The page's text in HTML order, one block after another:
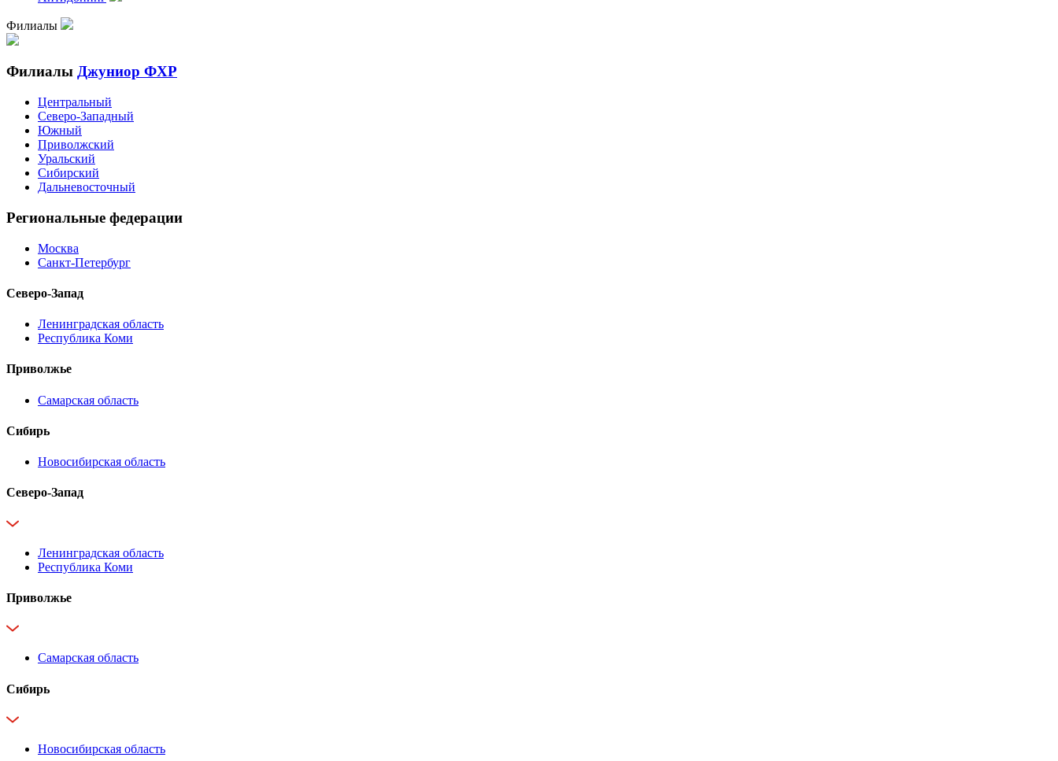
Филиалы
Филиалы Джуниор ФХР
Центральный
Северо-Западный
Южный
Приволжский
Уральский
Сибирский
Дальневосточный
Региональные федерации
Москва
Санкт-Петербург
Северо-Запад
Ленинградская область
Республика Коми
Приволжье
Самарская область
Сибирь
Новосибирская область
Северо-Запад
Ленинградская область
Республика Коми
Приволжье
Самарская область
Сибирь
Новосибирская область